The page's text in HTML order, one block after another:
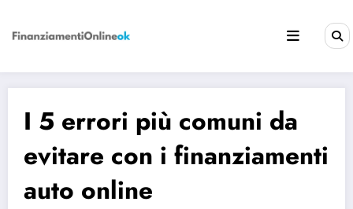
contenuto
I 5 errori più comuni da
evitare con i finanziamenti
auto online